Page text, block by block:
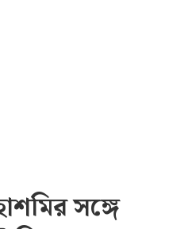
সঙ্গে